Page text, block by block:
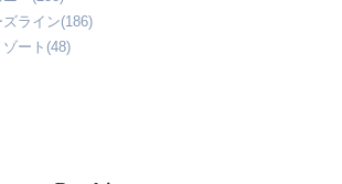
ライン(186)
ート (48)